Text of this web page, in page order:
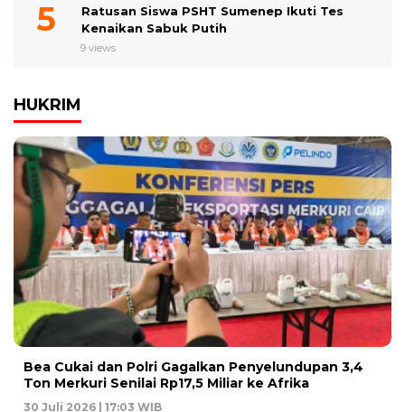
Ratusan Siswa PSHT Sumenep Ikuti Tes
Kenaikan Sabuk Putih
9 views
HUKRIM
Bea Cukai dan Polri Gagalkan Penyelundupan 3,4
Ton Merkuri Senilai Rp17,5 Miliar ke Afrika
30 Juli 2026 | 17:03 WIB